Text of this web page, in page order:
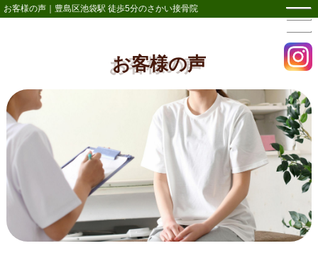
お客様の声｜豊島区池袋駅 徒歩5分のさかい接骨院
お客様の声